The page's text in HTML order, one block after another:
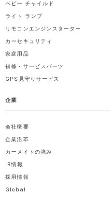
ベビー チャイルド
ライト ランプ
リモコンエンジンスターター
カーセキュリティ
家庭用品
補修・サービスパーツ
GPS見守りサービス
企業
会社概要
企業沿革
カーメイトの強み
IR情報
採用情報
Global